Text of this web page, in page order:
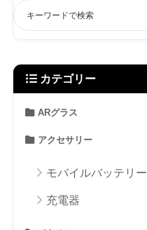
カテゴリー
ARグラス
アクセサリー
モバイルバッテリー
充電器